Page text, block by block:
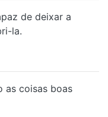
de deixar a
la.
as coisas boas